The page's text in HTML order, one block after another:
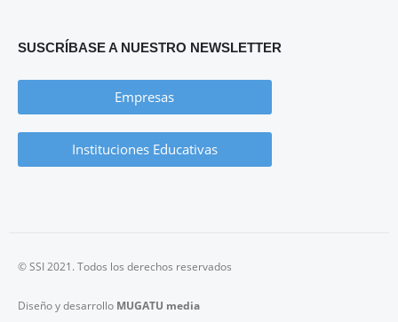
SUSCRÍBASE A NUESTRO NEWSLETTER
Empresas
Instituciones Educativas
© SSI 2021. Todos los derechos reservados
Diseño y desarrollo MUGATU media